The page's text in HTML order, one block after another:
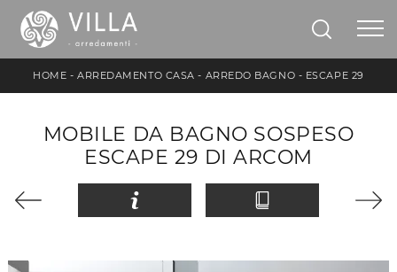
HOME -ARREDAMENTO CASA - ARREDO BAGNO - ESCAPE 29
MOBILE DA BAGNO SOSPESO
ESCAPE 29 DI ARCOM